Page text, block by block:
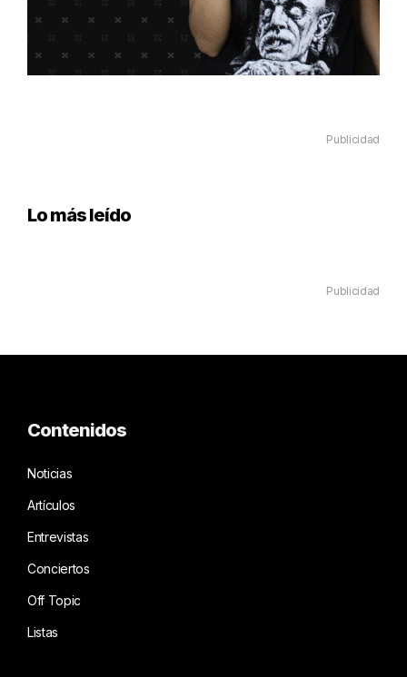
Publicidad
Lo más leído
Publicidad
Contenidos
Noticias
Artículos
Entrevistas
Conciertos
Off Topic
Listas